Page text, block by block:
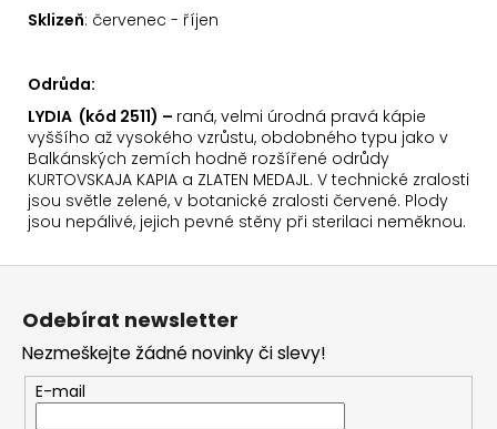
Sklizeň: červenec - říjen
Odrůda:
LYDIA (kód 2511) – raná, velmi úrodná pravá kápie
vyššího až vysokého vzrůstu, obdobného typu jako v
Balkánských zemích hodně rozšířené odrůdy
KURTOVSKAJA KAPIA a ZLATEN MEDAJL. V technické zralosti
jsou světle zelené, v botanické zralosti červené. Plody
jsou nepálivé, jejich pevné stěny při sterilaci neměknou.
Z
Odebírat newsletter
Nezmeškejte žádné novinky či slevy!
E-mail